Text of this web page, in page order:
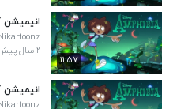
۱۱:۵۷
انیمیشن
۲ سال پیش
انیمیشن